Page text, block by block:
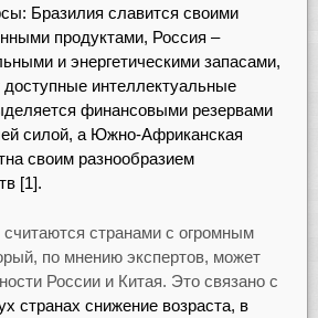
Бразилия славится своими
продуктами, Россия –
и энергетическими запасами,
интеллектуальные
финансовыми резервами
силой, а Южно-Африканская
своим разнообразием
[1].
странами с огромным
по мнению экспертов, может
России и Китая. Это связано с
странах снижение возраста, в